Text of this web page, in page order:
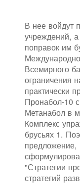
В нее войдут
учреждений, а
поправок им
Всемирного
ограничения
практически
Пронабол-10
Метанабол в
Комплекс
брусьях 1.
предложение,
"Стратегии
стратегий